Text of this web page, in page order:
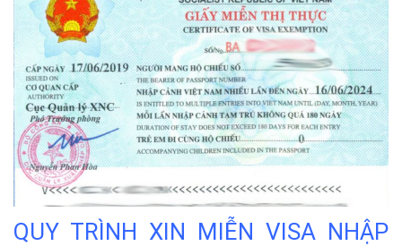
QUY TRÌNH XIN MIỄN VISA NHẬP